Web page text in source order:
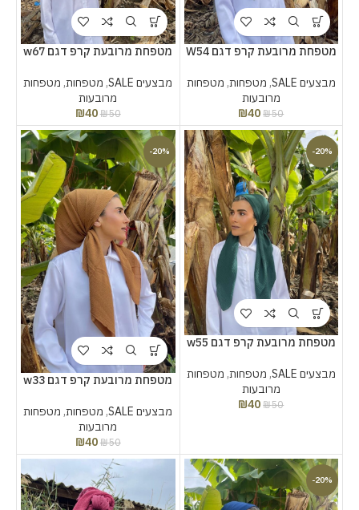
מטפחת מרובעת קרפ דגם W54
מבצעים SALE , מטפחות, מטפחות
מרובעות
₪50
₪40
מטפחת מרובעת קרפ דגם w67
מבצעים SALE , מטפחות, מטפחות
מרובעות
₪50
₪40
-20%
מטפחת מרובעת קרפ דגם w55
מבצעים SALE , מטפחות, מטפחות
מרובעות
₪50
₪40
-20%
מטפחת מרובעת קרפ דגם w33
מבצעים SALE , מטפחות, מטפחות
מרובעות
₪50
₪40
-20%